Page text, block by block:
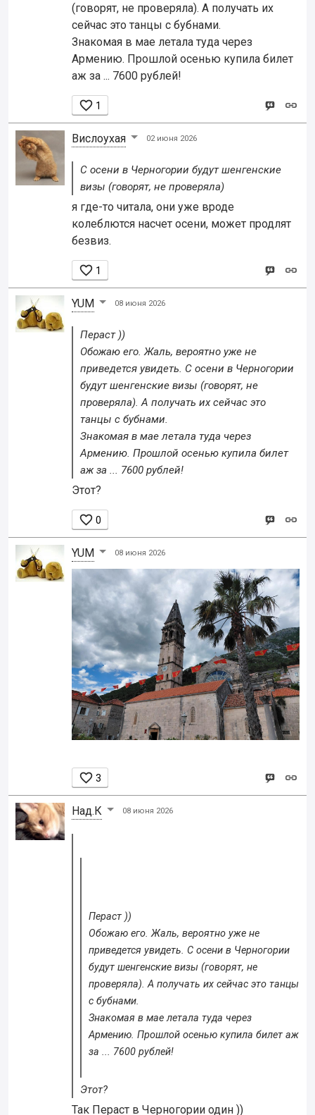
(говорят, не проверяла). А получать их
сейчас это танцы с бубнами.
Знакомая в мае летала туда через
Армению. Прошлой осенью купила билет
аж за ... 7600 рублей!
 1
Вислоухая 02 июня 2026
С осени в Черногории будут шенгенские
визы (говорят, не проверяла)
я где-то читала, они уже вроде
колеблются насчет осени, может продлят
безвиз.
 1
YUM 08 июня 2026
Пераст ))
Обожаю его. Жаль, вероятно уже не
приведется увидеть. С осени в Черногории
будут шенгенские визы (говорят, не
проверяла). А получать их сейчас это
танцы с бубнами.
Знакомая в мае летала туда через
Армению. Прошлой осенью купила билет
аж за ... 7600 рублей!
Этот?
 0
YUM 08 июня 2026
 3
Над.К 08 июня 2026
Пераст ))
Обожаю его. Жаль, вероятно уже не
приведется увидеть. С осени в Черногории
будут шенгенские визы (говорят, не
проверяла). А получать их сейчас это танцы
с бубнами.
Знакомая в мае летала туда через
Армению. Прошлой осенью купила билет аж
за ... 7600 рублей!
Этот?
Так Пераст в Черногории один ))